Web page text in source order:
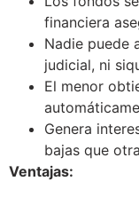
financiera
Nadie puede
judicial, ni
El menor
Genera
bajas que
Ventajas: